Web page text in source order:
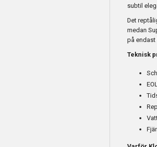
subtil
Det
medan
på endast
Teknisk